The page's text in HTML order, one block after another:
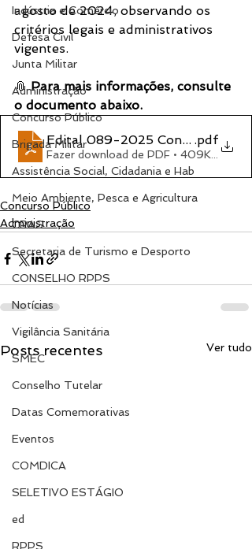
Indústria e Comércio
Defesa Civil
Junta Militar
Administração
Concurso Público
Brigada Militar
Assistência Social, Cidadania e Hab
Meio Ambiente, Pesca e Agricultura
CRAS
Secretaria de Turismo e Desporto
CONSELHO RPPS
Notícias
Vigilância Sanitária
SMEC
Conselho Tutelar
Datas Comemorativas
Eventos
COMDICA
SELETIVO ESTÁGIO
ed
RPPS
agosto de 2024, observando os
critérios legais e administrativos
vigentes.
📎 Para mais informações, consulte
o documento abaixo.
Edital 089-2025 Concurso
.pdf
Fazer download de PDF • 409KB
Concurso Público
Administração
Posts recentes Ver tudo